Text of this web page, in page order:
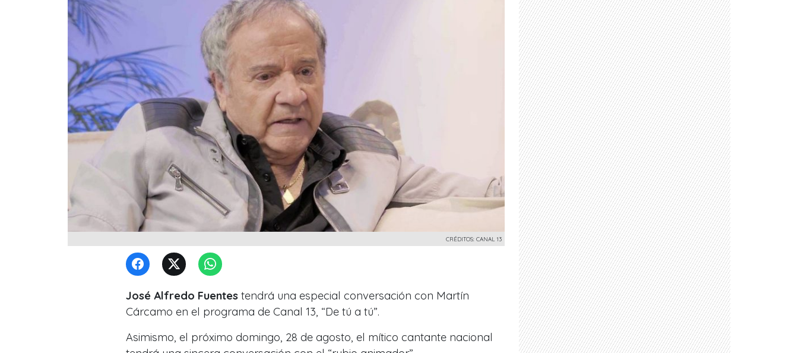
CRÉDITOS: CANAL 13
José Alfredo Fuentes tendrá una especial conversación con Martín
Cárcamo en el programa de Canal 13, “De tú a tú”.
Asimismo, el próximo domingo, 28 de agosto, el mítico cantante nacional